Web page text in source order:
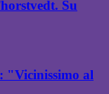
Su
"Vicinissimo al